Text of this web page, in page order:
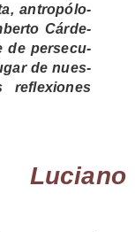
antro­pó­lo­
Cár­de­
de per­se­cu­
de nues­